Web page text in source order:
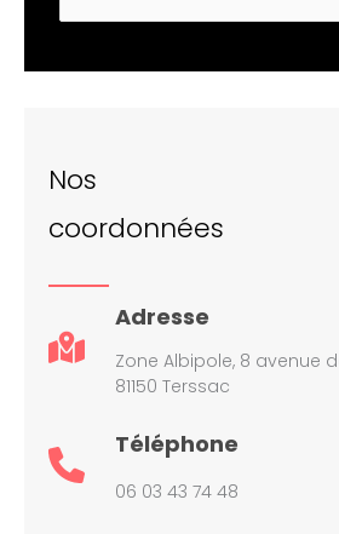
Nos
coordonnées
Adresse
Zone Albipole, 8 avenue
81150 Terssac
Téléphone
06 03 43 74 48